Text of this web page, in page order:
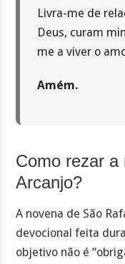
Livra-me de
Deus, curam
me a viver o
Amém.
Como rezar a
Arcanjo?
A novena de São
devocional feita
objetivo não é